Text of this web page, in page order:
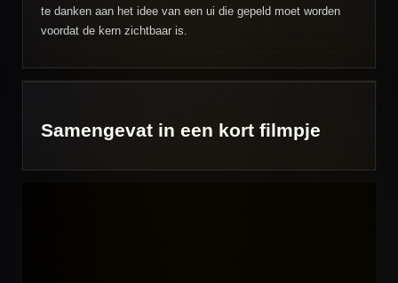
te danken aan het idee van een ui die gepeld moet worden
voordat de kern zichtbaar is.
Samengevat in een kort filmpje